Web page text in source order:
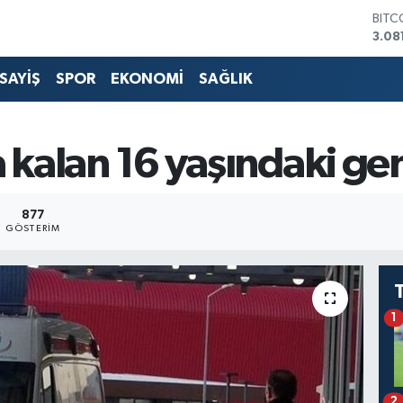
SPOR EKONOMİ SAĞLIK
16 yaşındaki
877
GÖSTERIM
1